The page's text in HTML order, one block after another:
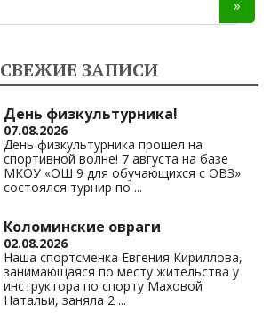
gr
a
m
s
A
p
p
y
Li
n
k
СВЕЖИЕ ЗАПИСИ
День физкультурника!
07.08.2026
День физкультурника прошел на
спортивной волне! 7 августа на базе
МКОУ «ОШ 9 для обучающихся с ОВЗ»
состоялся турнир по ...
Коломинские овраги
02.08.2026
Наша спортсменка Евгения Кириллова,
занимающаяся по месту жительства у
инструктора по спорту Маховой
Натальи, заняла 2 ...